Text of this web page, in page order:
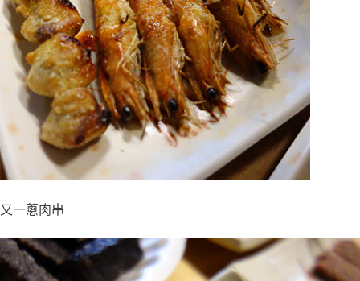
又一蔥肉串